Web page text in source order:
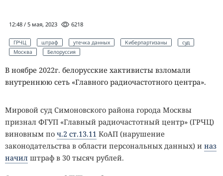
12:48 / 5 мая, 2023 6218
ГРЧЦ штраф утечка данных Киберпартизаны
суд
Москва
Белоруссия
В ноябре 2022г. белорусские хактивисты взломали
внутреннюю сеть «Главного радиочастотного центра».
Мировой суд Симоновского района города Москвы
признал ФГУП «Главный радиочастотный центр» (ГРЧЦ)
виновным по ч.2 ст.13.11 КоАП (нарушение
законодательства в области персональных данных) и наз
начил штраф в 30 тысяч рублей.